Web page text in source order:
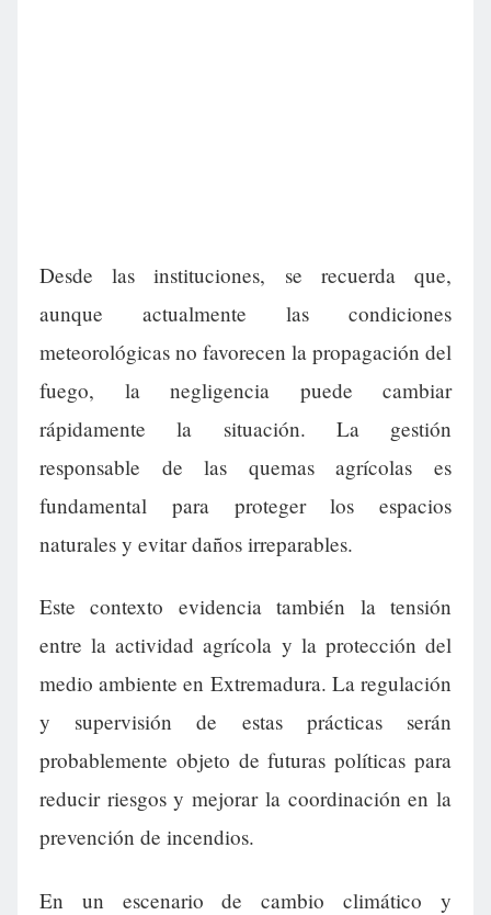
Desde las instituciones, se recuerda que,
aunque actualmente las condiciones
meteorológicas no favorecen la propagación del
fuego, la negligencia puede cambiar
rápidamente la situación. La gestión
responsable de las quemas agrícolas es
fundamental para proteger los espacios
naturales y evitar daños irreparables.
Este contexto evidencia también la tensión
entre la actividad agrícola y la protección del
medio ambiente en Extremadura. La regulación
y supervisión de estas prácticas serán
probablemente objeto de futuras políticas para
reducir riesgos y mejorar la coordinación en la
prevención de incendios.
En un escenario de cambio climático y